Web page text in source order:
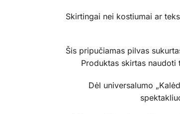
Skirtingai nei kostiumai ar
Šis pripučiamas pilvas
Produktas skirtas
Dėl universalumo